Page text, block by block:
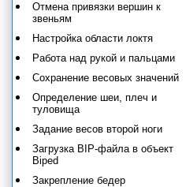
Отмена привязки вершин к
звеньям
Настройка области локтя
Работа над рукой и пальцами
Сохранение весовых значений
Определение шеи, плеч и
туловища
Задание весов второй ноги
Загрузка BIP-файла в объект
Biped
Закрепление бедер